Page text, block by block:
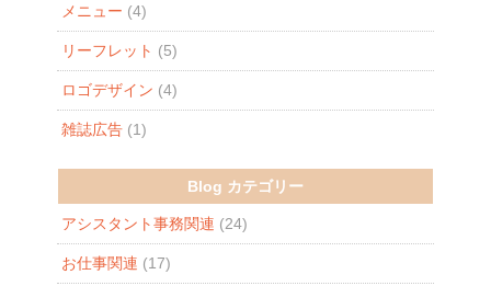
メニュー (4)
リーフレット (5)
ロゴデザイン (4)
雑誌広告(1)
Blog カテゴリー
アシスタント事務関連 (24)
お仕事関連 (17)